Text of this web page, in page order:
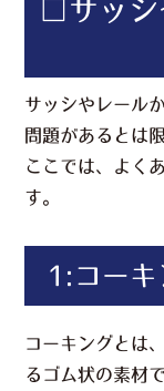
□サッ
サッシやレール
問題があるとは
ここでは、よく
す。
1:コーキ
コーキングとは
るゴム状の素材で